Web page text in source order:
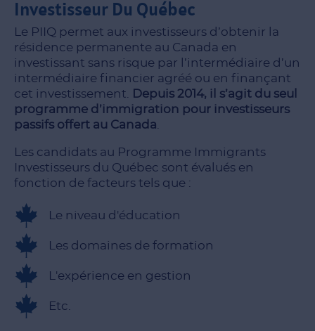
Investisseur Du Québec
Le PIIQ permet aux investisseurs d’obtenir la
résidence permanente au Canada en
investissant sans risque par l’intermédiaire d’un
intermédiaire financier agréé ou en finançant
cet investissement.
Depuis 2014, il s’agit du seul
programme d’immigration pour investisseurs
passifs offert au Canada
Les candidats au Programme Immigrants
Investisseurs du Québec sont évalués en
fonction de facteurs tels que :
Le niveau d'éducation
Les domaines de formation
L'expérience en gestion
Etc.